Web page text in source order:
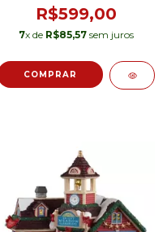
R$599,00
7x de R$85,57 sem juros